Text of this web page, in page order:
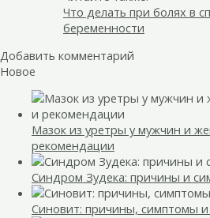
Что делать при болях в
беременности
Добавить комментарий
Новое
Мазок из уретры у мужчин и
рекомендации
Синдром Зудека: причины и
Синовит: причины, симптомы и